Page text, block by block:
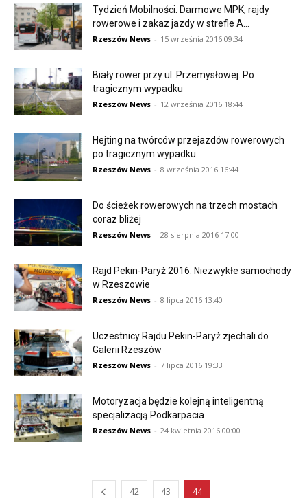
Tydzień Mobilności. Darmowe MPK, rajdy
rowerowe i zakaz jazdy w strefie A…
Rzeszów News - 15 września 2016 09:34
Biały rower przy ul. Przemysłowej. Po
tragicznym wypadku
Rzeszów News - 12 września 2016 18:44
Hejting na twórców przejazdów rowerowych
po tragicznym wypadku
Rzeszów News - 8 września 2016 16:44
Do ścieżek rowerowych na trzech mostach
coraz bliżej
Rzeszów News - 28 sierpnia 2016 17:00
Rajd Pekin-Paryż 2016. Niezwykłe samochody
w Rzeszowie
Rzeszów News - 8 lipca 2016 13:40
Uczestnicy Rajdu Pekin-Paryż zjechali do
Galerii Rzeszów
Rzeszów News - 7 lipca 2016 19:33
Motoryzacja będzie kolejną inteligentną
specjalizacją Podkarpacia
Rzeszów News - 24 kwietnia 2016 00:00
42 43 44